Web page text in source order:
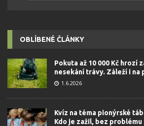
OBLÍBENÉ ČLÁNKY
Pokuta až 10 000 Kč hrozí
nesekání trávy. Záleží i na
1.6.2026
Kvíz na téma pionýrské
Kdo je zažil, bez problému